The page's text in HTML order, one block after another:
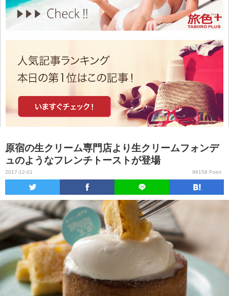
原宿の生クリーム専門店より生クリームフォンデ
ュのようなフレンチトーストが登場
2017-12-01 96158 Point